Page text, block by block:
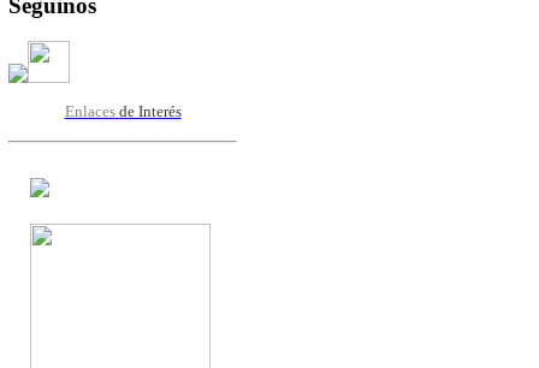
Seguinos
Enlaces de Interés